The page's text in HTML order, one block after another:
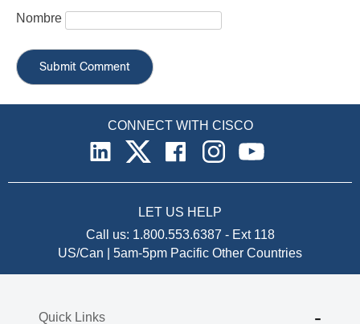
Nombre
CONNECT WITH CISCO
LET US HELP
Call us: 1.800.553.6387 - Ext 118
US/Can | 5am-5pm Pacific Other Countries